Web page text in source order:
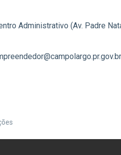
Administrativo (Av. Padre